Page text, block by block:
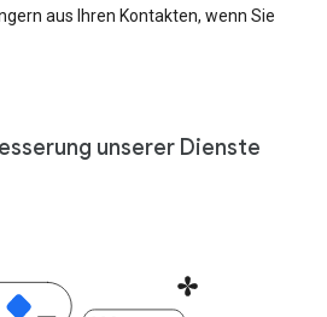
aus Ihren Kontakten, wenn Sie
unserer Dienste